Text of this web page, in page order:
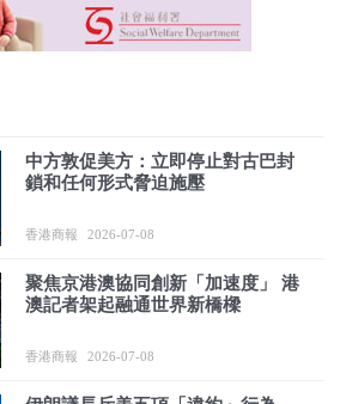
中方敦促美方：立即停止對古巴封
鎖和任何形式脅迫施壓
香港商報 2026-07-08
聚焦京港澳協同創新「加速度」 港
澳記者架起融通世界新橋樑
香港商報 2026-07-08